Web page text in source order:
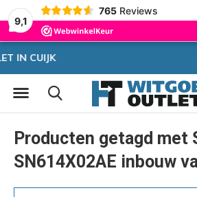
9,1
765 Reviews
Zeer hoge
Producten getagd met
SN614X02AE inbouw